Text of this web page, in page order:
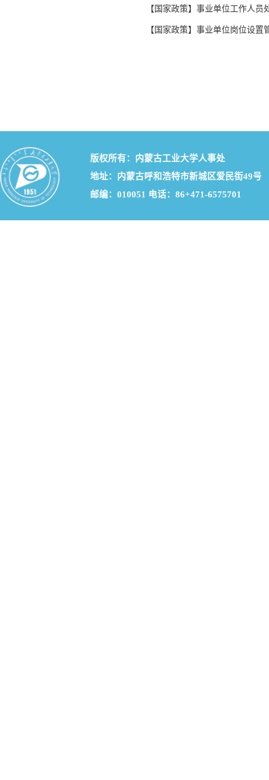
【国家政策】事业单位工作人员
【国家政策】事业单位岗位设置
版权所有：内蒙古工业大学人事处
地址：内蒙古呼和浩特市新城区爱民街49号
邮编：010051 电话：86+471-6575701